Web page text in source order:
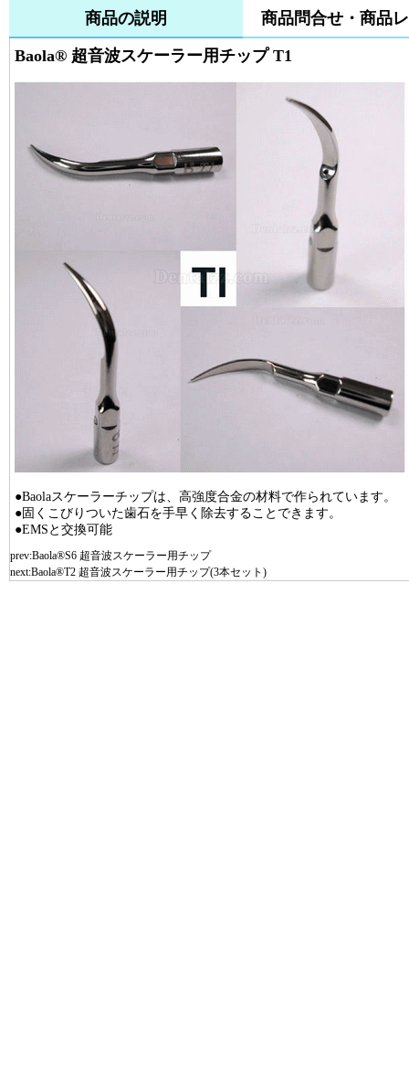
商品の説明 商品問合せ・商品
Baola® 超音波スケーラー用チップ T1
●Baolaスケーラーチップは、高強度合金の材料で作られています。
●固くこびりついた歯石を手早く除去することできます。
●EMSと交換可能
prev:Baola®S6 超音波スケーラー用チップ
next:Baola®T2 超音波スケーラー用チップ(3本セット)